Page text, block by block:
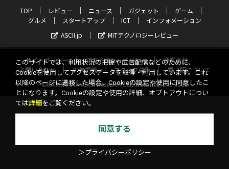
TOP レビュー ニュース ガジェット
ゲーム
グルメ
スタートアップ ICT
インフォメーション
ASCII.jp
MITテクノロジーレビュー
サイトポリシー プライバシーポリシー
運営会社
お問い合わせ
広告掲載 スタッフ募集
電子版について
©KADOKAWA ASCII Research Laboratories, Inc. 2026
このサイトでは、利用状況の把握や広告配信などのために、
Cookieを使用してアクセスデータを取得・利用しています。これ
以降のページに遷移した場合、Cookieの設定や使用に同意したこ
とになります。Cookieの設定や使用の詳細、オプトアウトについ
ては詳細 をご覧ください。
同意する
＞プライバシーポリシー